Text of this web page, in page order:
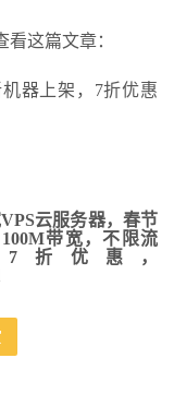
看这篇文章：
器上架，7折优惠
云服务器，春节
带宽，不限流
折优惠，